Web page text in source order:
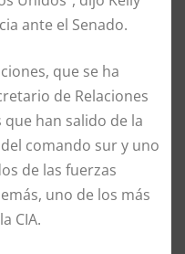
ante el Senado.
que se ha
de Relaciones
que han salido de la
comando sur y uno
de las fuerzas
uno de los más
CIA.